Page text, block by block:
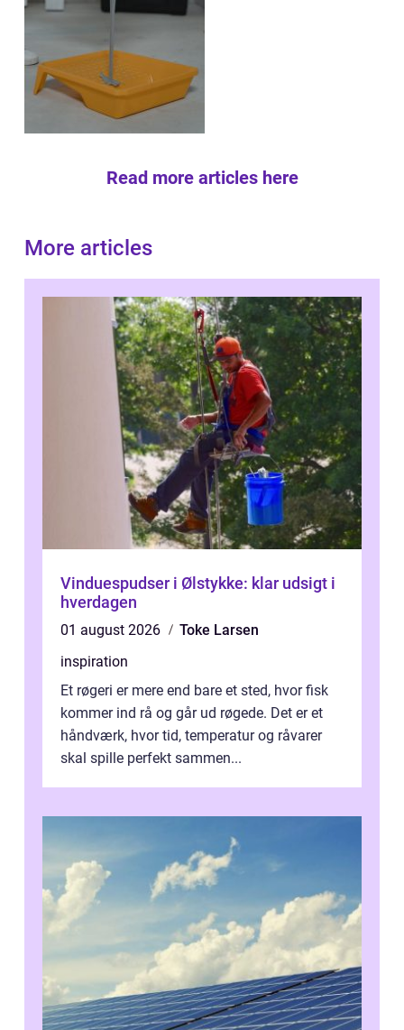
Read more articles here
More articles
Vinduespudser i Ølstykke: klar udsigt i
hverdagen
01 august 2026
Toke Larsen
inspiration
Et røgeri er mere end bare et sted, hvor fisk
kommer ind rå og går ud røgede. Det er et
håndværk, hvor tid, temperatur og råvarer
skal spille perfekt sammen...